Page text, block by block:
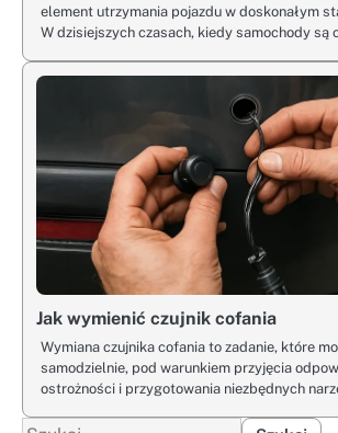
element utrzymania pojazdu w doskonałym
W dzisiejszych czasach, kiedy samochody są
Jak wymienić czujnik cofania
Wymiana czujnika cofania to zadanie, które
samodzielnie, pod warunkiem przyjęcia
ostrożności i przygotowania niezbędnych
Szukaj: